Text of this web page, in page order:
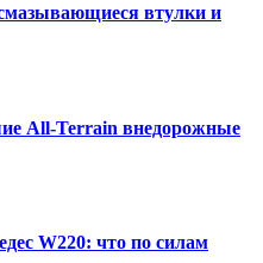
втулки и
All-Terrain внедорожные
W220: что по силам